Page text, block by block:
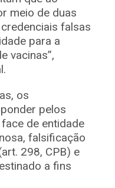
meio de duas
falsas
para a
vacinas”,
os
pelos
de entidade
falsificação
298, CPB) e
a fins